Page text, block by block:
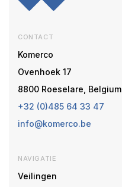
CONTACT
Komerco
Ovenhoek 17
8800 Roeselare, Belgium
+32 (0)485 64 33 47
info@komerco.be
NAVIGATIE
Veilingen